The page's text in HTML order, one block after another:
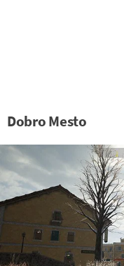
Dobro Mesto